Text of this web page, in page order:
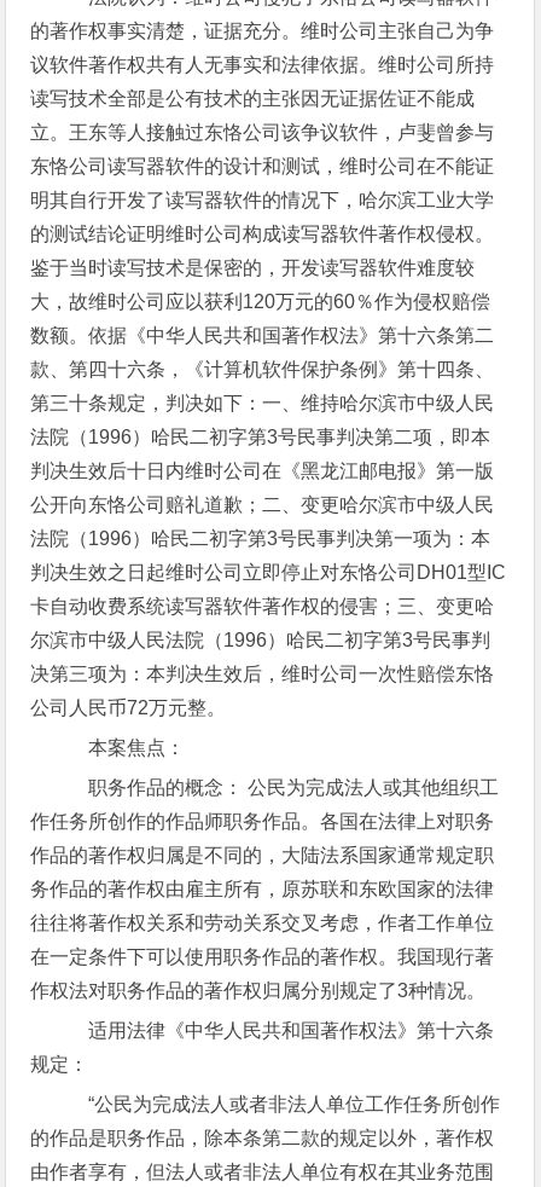
的著作权事实清楚，证据充分。维时公司主张自己为争
议软件著作权共有人无事实和法律依据。维时公司所持
读写技术全部是公有技术的主张因无证据佐证不能成
立。王东等人接触过东恪公司该争议软件，卢斐曾参与
东恪公司读写器软件的设计和测试，维时公司在不能证
明其自行开发了读写器软件的情况下，哈尔滨工业大学
的测试结论证明维时公司构成读写器软件著作权侵权。
鉴于当时读写技术是保密的，开发读写器软件难度较
大，故维时公司应以获利120万元的60％作为侵权赔偿
数额。依据《中华人民共和国著作权法》第十六条第二
款、第四十六条，《计算机软件保护条例》第十四条、
第三十条规定，判决如下：一、维持哈尔滨市中级人民
法院（1996）哈民二初字第3号民事判决第二项，即本
判决生效后十日内维时公司在《黑龙江邮电报》第一版
公开向东恪公司赔礼道歉；二、变更哈尔滨市中级人民
法院（1996）哈民二初字第3号民事判决第一项为：本
判决生效之日起维时公司立即停止对东恪公司DH01型IC
卡自动收费系统读写器软件著作权的侵害；三、变更哈
尔滨市中级人民法院（1996）哈民二初字第3号民事判
决第三项为：本判决生效后，维时公司一次性赔偿东恪
公司人民币72万元整。
本案焦点：
职务作品的概念： 公民为完成法人或其他组织工
作任务所创作的作品师职务作品。各国在法律上对职务
作品的著作权归属是不同的，大陆法系国家通常规定职
务作品的著作权由雇主所有，原苏联和东欧国家的法律
往往将著作权关系和劳动关系交叉考虑，作者工作单位
在一定条件下可以使用职务作品的著作权。我国现行著
作权法对职务作品的著作权归属分别规定了3种情况。
适用法律《中华人民共和国著作权法》第十六条
规定：
“公民为完成法人或者非法人单位工作任务所创作
的作品是职务作品，除本条第二款的规定以外，著作权
由作者享有，但法人或者非法人单位有权在其业务范围